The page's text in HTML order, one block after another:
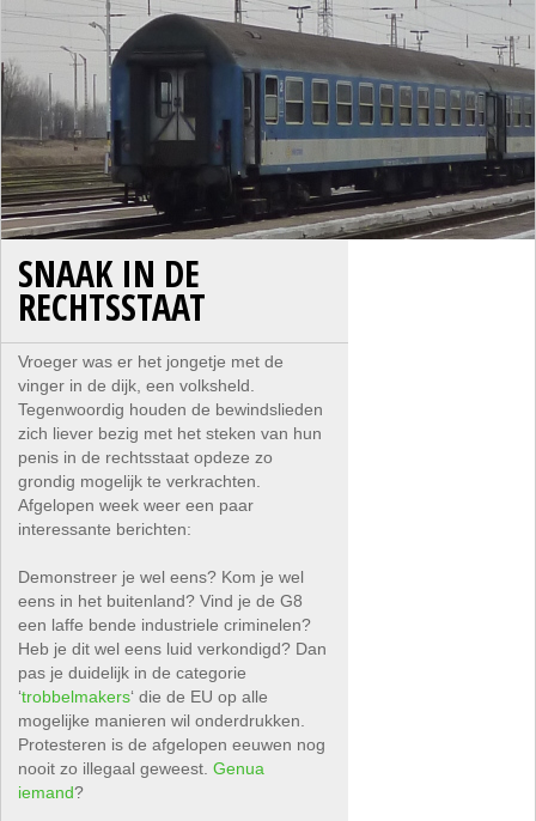
SNAAK IN DE
RECHTSSTAAT
Vroeger was er het jongetje met de
vinger in de dijk, een volksheld.
Tegenwoordig houden de bewindslieden
zich liever bezig met het steken van hun
penis in de rechtsstaat opdeze zo
grondig mogelijk te verkrachten.
Afgelopen week weer een paar
interessante berichten:
Demonstreer je wel eens? Kom je wel
eens in het buitenland? Vind je de G8
een laffe bende industriele criminelen?
Heb je dit wel eens luid verkondigd? Dan
pas je duidelijk in de categorie
‘trobbelmakers‘ die de EU op alle
mogelijke manieren wil onderdrukken.
Protesteren is de afgelopen eeuwen nog
nooit zo illegaal geweest.Genua
iemand?